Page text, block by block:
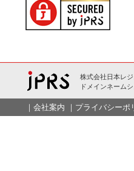
株式会社日本レ
ドメインネーム
｜ 会社案内 ｜ プライバシーポ